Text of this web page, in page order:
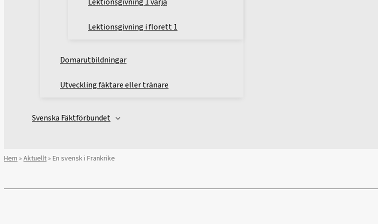
Lektionsgivning i florett 1
Domarutbildningar
Utveckling fäktare eller tränare
Svenska Fäktförbundet
Hem » Aktuellt» En svensk i Frankrike